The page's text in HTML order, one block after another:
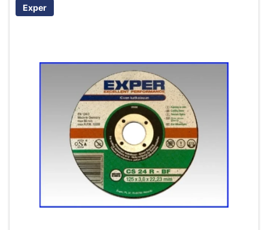
Exper